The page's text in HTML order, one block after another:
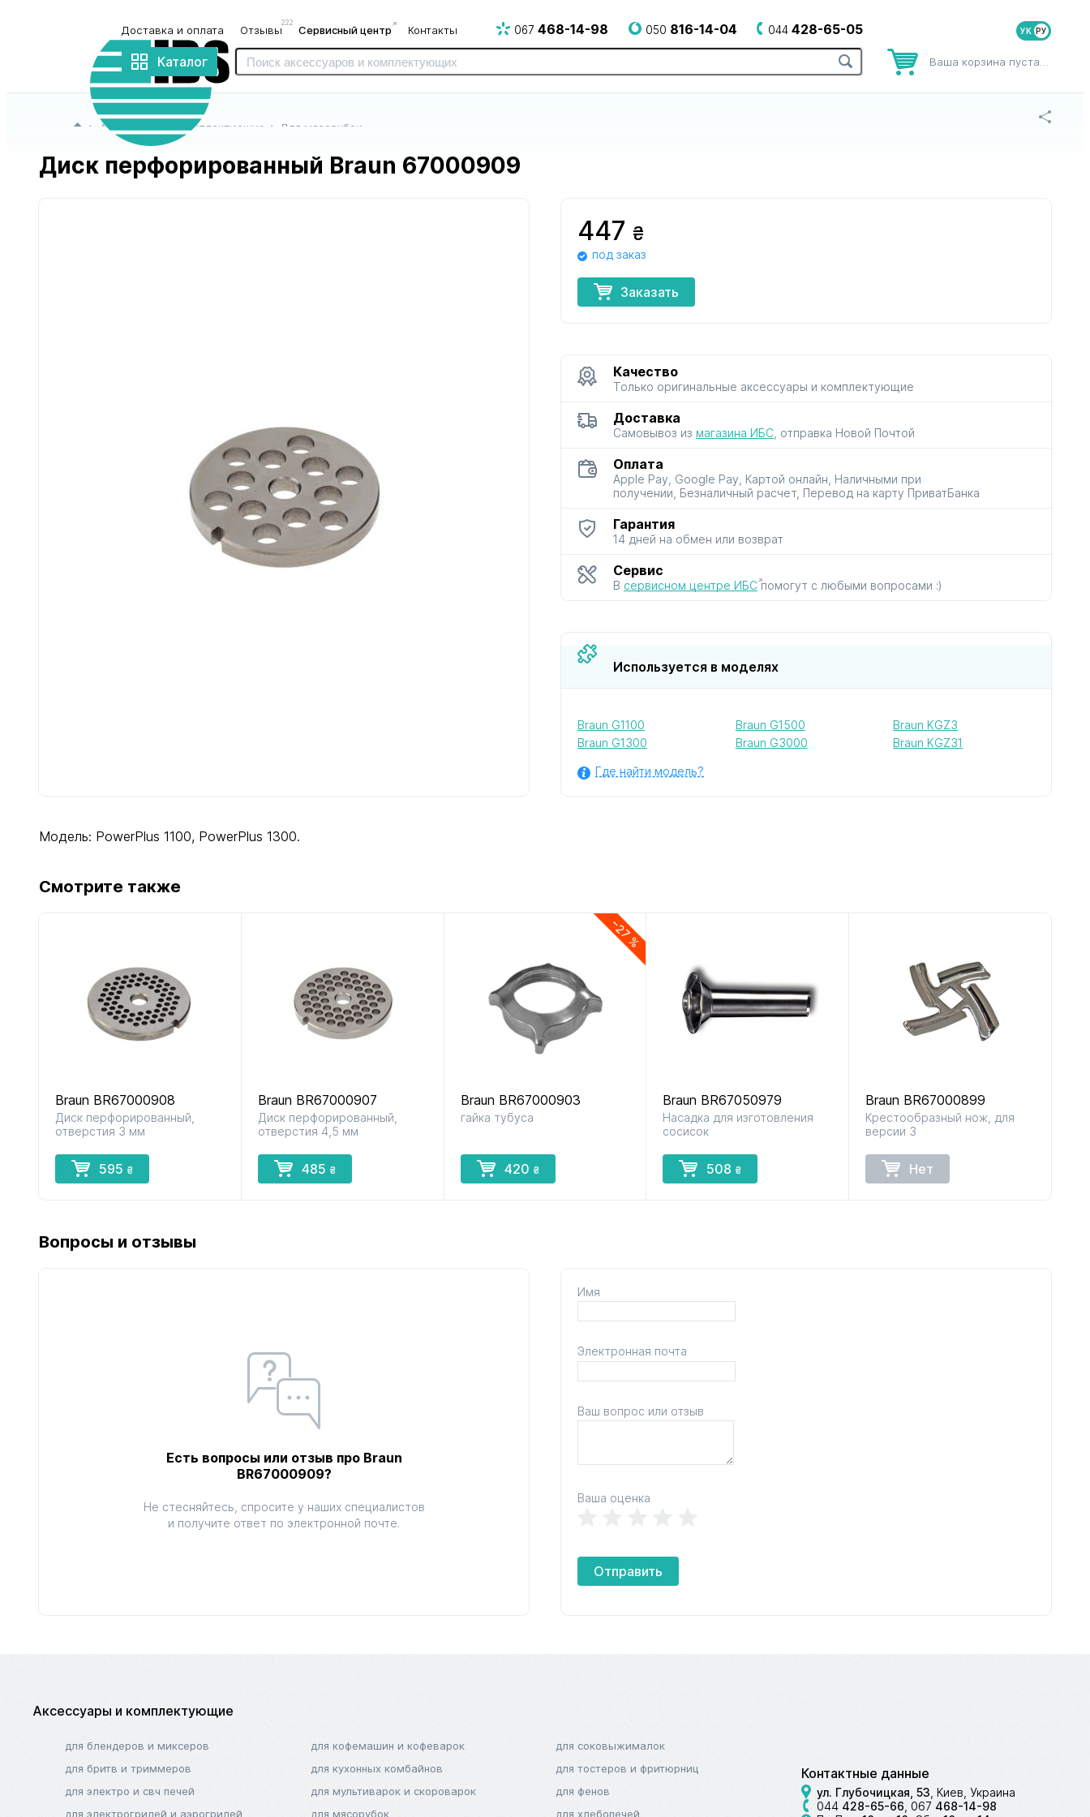
Интернет-
магазин
«IBS»
Каталог
для электрогрилей
и аэрогрилей
и сушилок
для тостеров
и фритюрниц
для чайников
Доставка и оплата Отзывы
222
Сервисный центр Контакты УК
067 468-14-98 050 816-14-04 044 428-65-05
Ваша корзина пуста…
Главная страница
Аксессуары и комплектующие Для мясорубок
Диск перфорированный Braun 67000909
447 ₴
под заказ
Заказать
Качество
Только оригинальные аксессуары и комплектующие
Доставка
Самовывоз из магазина ИБС, отправка Новой Почтой
Оплата
Apple Pay, Google Pay, Картой онлайн, Наличными при
получении, Безналичный расчет, Перевод на карту ПриватБанка
Гарантия
14 дней на обмен или возврат
Сервис
В сервисном центре ИБСпомогут с любыми вопросами :)
Используется в моделях
Braun G1100
Braun G1300
Braun G1500
Braun G3000
Braun KGZ3
Braun KGZ31
Где найти модель?
Модель: PowerPlus 1100, PowerPlus 1300.
Смотрите также
Braun BR67000908
Диск перфорированный,
отверстия 3 мм
595 ₴
Braun BR67000907
Диск перфорированный,
отверстия 4,5 мм
485 ₴
Braun BR67000903
гайка тубуса
420 ₴
−27 %
Braun BR67050979
Насадка для изготовления
сосисок
508 ₴
Braun BR67000899
Крестообразный нож, для
версии 3
Нет
Вопросы и отзывы
Есть вопросы или отзыв про Braun
BR67000909?
Не стесняйтесь, спросите у наших специалистов
и получите ответ по электронной почте.
Имя
Электронная почта
Ваш вопрос или отзыв
Ваша оценка
Отправить
Аксессуары и комплектующие
для блендеров и миксеров
для бритв и триммеров
для электро и свч печей
для электрогрилей и аэрогрилей
для кофемашин и кофеварок
для кухонных комбайнов
для мультиварок и скороварок
для мясорубок
для соковыжималок
для тостеров и фритюрниц
для фенов
для хлебопечей
Контактные данные
ул. Глубочицкая, 53 , Киев, Украина
044 428-65-66 067 468-14-98